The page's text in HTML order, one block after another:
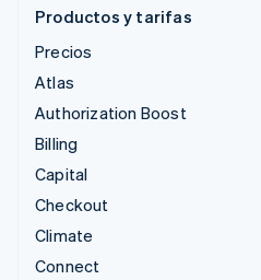
Productos y tarifas
Precios
Atlas
Authorization Boost
Billing
Capital
Checkout
Climate
Connect